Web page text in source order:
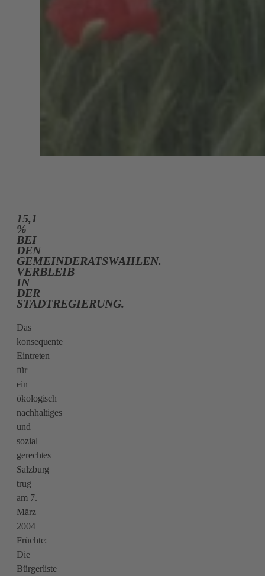
15,1
%
BEI
DEN
GEMEINDERATSWAHLEN.
VERBLEIB
IN
DER
STADTREGIERUNG.
Das
konsequente
Eintreten
für
ein
ökologisch
nachhaltiges
und
sozial
gerechtes
Salzburg
trug
am 7.
März
2004
Früchte:
Die
Bürgerliste